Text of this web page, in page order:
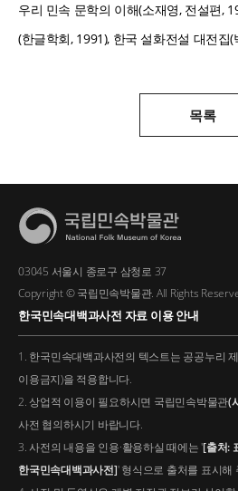
우리 민속 문학의 이해(소재영, 전설편,
(한글학회, 1991), 한국 설화전설 대전집
목록
03045 서울시 종로구 삼청로 37
Copyright © 국립민속박물관. All Rights
한국민속대백과사전 자료 이용 안내
1. 한국민속대백과사전의 텍스트는 공공누리
이용금지)을 적용합니다.
2. 상업적 이용이 필요하시면 국립민속박물관(
사전 협의하시기 바랍니다.
3. 사전의 내용을 인용·활용하실 때에는 '[출처:
한국민속대백과사전]' 형식으로 출처를 표시해